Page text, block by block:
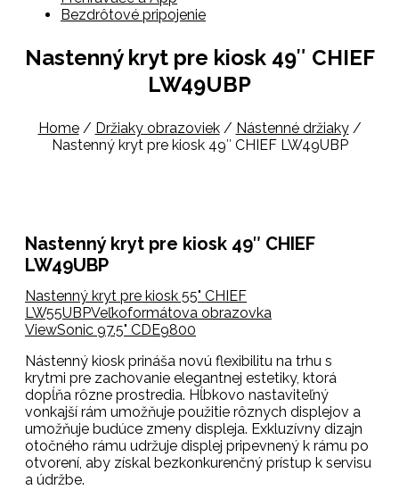
Bezdrôtové pripojenie
Nastenný kryt pre kiosk 49″ CHIEF
LW49UBP
Home/ Držiaky obrazoviek/ Nástenné držiaky/
Nastenný kryt pre kiosk 49″ CHIEF LW49UBP
Nastenný kryt pre kiosk 49″ CHIEF
LW49UBP
Nastenný kryt pre kiosk 55" CHIEF
LW55UBPVeľkoformátova obrazovka
ViewSonic 97.5" CDE9800
Nástenný kiosk prináša novú flexibilitu na trhu s
krytmi pre zachovanie elegantnej estetiky, ktorá
dopĺňa rôzne prostredia. Hĺbkovo nastaviteľný
vonkajší rám umožňuje použitie rôznych displejov a
umožňuje budúce zmeny displeja. Exkluzívny dizajn
otočného rámu udržuje displej pripevnený k rámu po
otvorení, aby získal bezkonkurenčný prístup k servisu
a údržbe.